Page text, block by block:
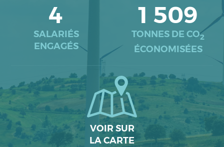
4
SALARIÉS
ENGAGÉS
1 509
TONNES DE CO2
ÉCONOMISÉES
VOIR SUR
LA CARTE